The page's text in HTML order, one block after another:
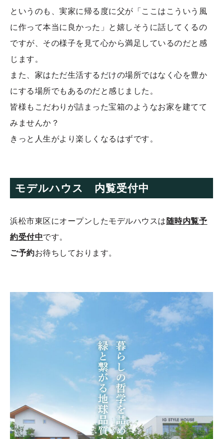
というのも、実家に帰る度に父が「ここはこういう風
に作って本当に良かった」と嬉しそうに話してくるの
ですが、その様子を見て心から満足しているのだと感
じます。
また、家はただ生活するだけの場所ではなく心を豊か
にする場所でもあるのだと感じました。
皆様もこだわりが詰まった宝箱のようなお家を建てて
みませんか？
きっと人生がより楽しくなるはずです。
モデルハウス 内覧受付中
浜松市東区にオープンしたモデルハウスは 随時内覧予
約受付中です。
ご予約お待ちしております。